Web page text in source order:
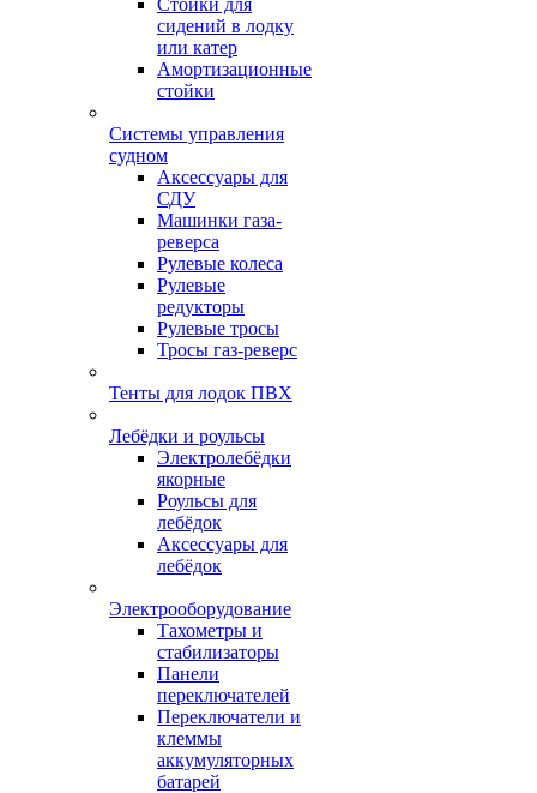
Стойки для
сидений в лодку
или катер
Амортизационные
стойки
Системы управления
судном
Аксессуары для
СДУ
Машинки газа-
реверса
Рулевые колеса
Рулевые
редукторы
Рулевые тросы
Тросы газ-реверс
Тенты для лодок ПВХ
Лебёдки и роульсы
Электролебёдки
якорные
Роульсы для
лебёдок
Аксессуары для
лебёдок
Электрооборудование
Тахометры и
стабилизаторы
Панели
переключателей
Переключатели и
клеммы
аккумуляторных
батарей